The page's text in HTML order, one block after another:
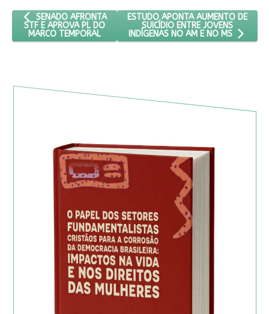
ARTIGO ANTERIOR: SENADO AFRONTA STF E APROVA PL DO
SENADO AFRONTA
STF E APROVA PL DO
MARCO TEMPORAL
PRÓXIMO ARTIGO: ESTUDO
ESTUDO APONTA AUMENTO DE
SUICÍDIO ENTRE JOVENS
INDÍGENAS NO AM E NO MS